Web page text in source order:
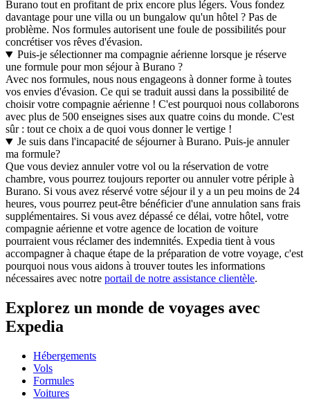
Burano tout en profitant de prix encore plus légers. Vous fondez
davantage pour une villa ou un bungalow qu'un hôtel ? Pas de
problème. Nos formules autorisent une foule de possibilités pour
concrétiser vos rêves d'évasion.
Puis-je sélectionner ma compagnie aérienne lorsque je réserve
une formule pour mon séjour à Burano ?
Avec nos formules, nous nous engageons à donner forme à toutes
vos envies d'évasion. Ce qui se traduit aussi dans la possibilité de
choisir votre compagnie aérienne ! C'est pourquoi nous collaborons
avec plus de 500 enseignes sises aux quatre coins du monde. C'est
sûr : tout ce choix a de quoi vous donner le vertige !
Je suis dans l'incapacité de séjourner à Burano. Puis-je annuler
ma formule?
Que vous deviez annuler votre vol ou la réservation de votre
chambre, vous pourrez toujours reporter ou annuler votre périple à
Burano. Si vous avez réservé votre séjour il y a un peu moins de 24
heures, vous pourrez peut-être bénéficier d'une annulation sans frais
supplémentaires. Si vous avez dépassé ce délai, votre hôtel, votre
compagnie aérienne et votre agence de location de voiture
pourraient vous réclamer des indemnités. Expedia tient à vous
accompagner à chaque étape de la préparation de votre voyage, c'est
pourquoi nous vous aidons à trouver toutes les informations
nécessaires avec notre portail de notre assistance clientèle.
Explorez un monde de voyages avec
Expedia
Hébergements
Vols
Formules
Voitures